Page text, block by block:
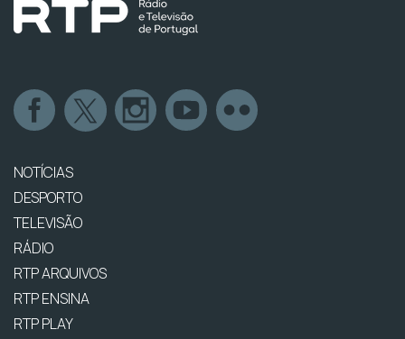
NOTÍCIAS
DESPORTO
TELEVISÃO
RÁDIO
RTP ARQUIVOS
RTP ENSINA
RTP PLAY